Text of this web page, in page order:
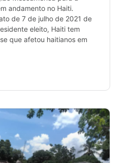
andamento no Haiti.
de 7 de julho de 2021 de
eleito, Haiti tem
que afetou haitianos em